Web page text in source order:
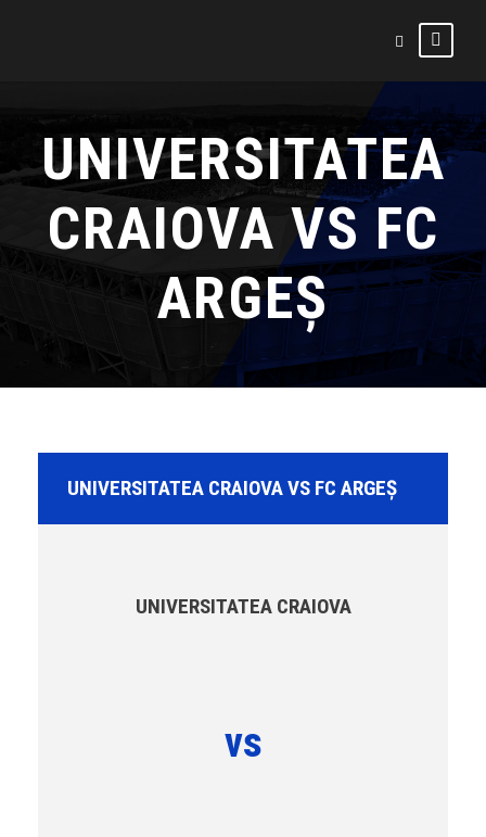
UNIVERSITATEA
CRAIOVA VS FC
ARGEȘ
UNIVERSITATEA CRAIOVA VS FC ARGEȘ
UNIVERSITATEA CRAIOVA
vs